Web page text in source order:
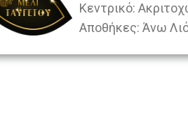
Κεντρικό:
Αποθήκες: Άνω